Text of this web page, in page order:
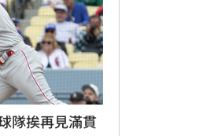
隊挨再見滿貫